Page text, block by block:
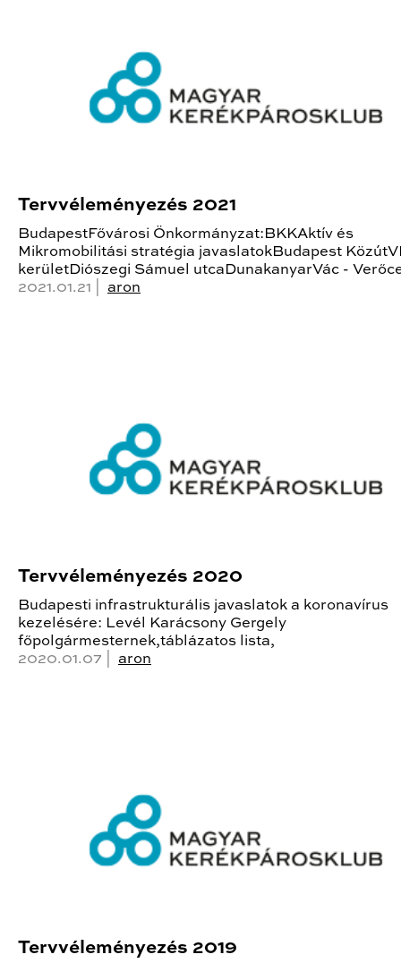
Tervvéleményezés 2021
BudapestFővárosi Önkormányzat:BKKAktív és
Mikromobilitási stratégia javaslatokBudapest
kerületDiószegi Sámuel utcaDunakanyarVác -
2021.01.21 | aron
Tervvéleményezés 2020
Budapesti infrastrukturális javaslatok a koronavírus
kezelésére: Levél Karácsony Gergely
főpolgármesternek,táblázatos lista,
2020.01.07 | aron
Tervvéleményezés 2019